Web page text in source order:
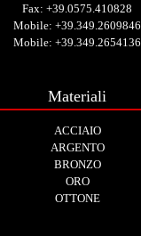
Fax: +39.0575.410828
Mobile: +39.349.2609846
Mobile: +39.349.2654136
Materiali
ACCIAIO
ARGENTO
BRONZO
ORO
OTTONE